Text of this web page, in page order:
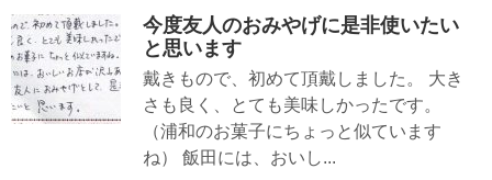
今度友人のおみやげに是非使いたい
と思います
戴きもので、初めて頂戴しました。 大き
さも良く、とても美味しかったです。
（浦和のお菓子にちょっと似ています
ね） 飯田には、おいし...